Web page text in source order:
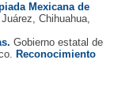
Mexicana de
Chihuahua,
Gobierno estatal de
Reconocimiento